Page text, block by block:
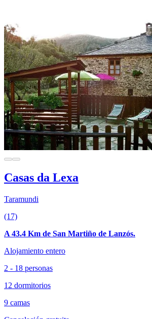
Casas da Lexa
Taramundi
(17)
A 43.4 Km de San Martiño de Lanzós.
Alojamiento entero
2 - 18 personas
12 dormitorios
9 camas